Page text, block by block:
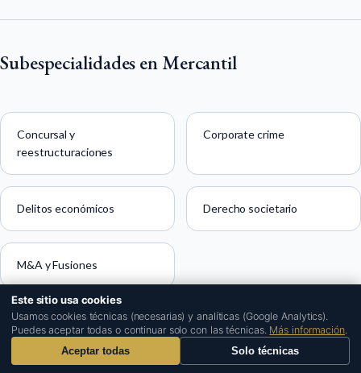
Subespecialidades en Mercantil
Concursal y
reestructuraciones
Corporate crime
Delitos económicos Derecho societario
M&A y Fusiones
Otras especialidades en Fuengirola
VER HUB COMPLETO DE FUENGIROLA →
Este sitio usa cookies
Usamos cookies técnicas (necesarias) y analíticas (Google Analytics).
Puedes aceptar todas o continuar solo con las técnicas. Más información.
Aceptar todas
Solo técnicas